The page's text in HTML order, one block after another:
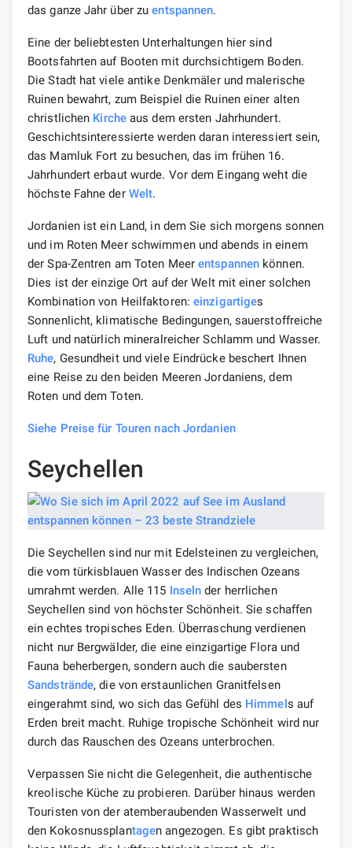
das ganze Jahr über zuentspannen.
Eine der beliebtesten Unterhaltungen hier sind
Bootsfahrten auf Booten mit durchsichtigem Boden.
Die Stadt hat viele antike Denkmäler und malerische
Ruinen bewahrt, zum Beispiel die Ruinen einer alten
christlichen Kircheaus dem ersten Jahrhundert.
Geschichtsinteressierte werden daran interessiert sein,
das Mamluk Fort zu besuchen, das im frühen 16.
Jahrhundert erbaut wurde. Vor dem Eingang weht die
höchste Fahne der Welt.
Jordanien ist ein Land, in dem Sie sich morgens sonnen
und im Roten Meer schwimmen und abends in einem
der Spa-Zentren am Toten Meerentspannen können.
Dies ist der einzige Ort auf der Welt mit einer solchen
Kombination von Heilfaktoren:einzigartiges
Sonnenlicht, klimatische Bedingungen, sauerstoffreiche
Luft und natürlich mineralreicher Schlamm und Wasser.
Ruhe, Gesundheit und viele Eindrücke beschert Ihnen
eine Reise zu den beiden Meeren Jordaniens, dem
Roten und dem Toten.
Siehe Preise für Touren nach Jordanien
Seychellen
Die Seychellen sind nur mit Edelsteinen zu vergleichen,
die vom türkisblauen Wasser des Indischen Ozeans
umrahmt werden. Alle 115 Inseln der herrlichen
Seychellen sind von höchster Schönheit. Sie schaffen
ein echtes tropisches Eden. Überraschung verdienen
nicht nur Bergwälder, die eine einzigartige Flora und
Fauna beherbergen, sondern auch die saubersten
Sandstrände, die von erstaunlichen Granitfelsen
eingerahmt sind, wo sich das Gefühl des Himmels auf
Erden breit macht. Ruhige tropische Schönheit wird nur
durch das Rauschen des Ozeans unterbrochen.
Verpassen Sie nicht die Gelegenheit, die authentische
kreolische Küche zu probieren. Darüber hinaus werden
Touristen von der atemberaubenden Wasserwelt und
den Kokosnussplantagen angezogen. Es gibt praktisch